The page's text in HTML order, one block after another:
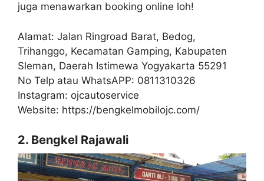
juga menawarkan booking online loh!
Alamat: Jalan Ringroad Barat, Bedog,
Trihanggo, Kecamatan Gamping, Kabupaten
Sleman, Daerah Istimewa Yogyakarta 55291
No Telp atau WhatsAPP: 0811310326
Instagram: ojcautoservice
Website: https://bengkelmobilojc.com/
2. Bengkel Rajawali